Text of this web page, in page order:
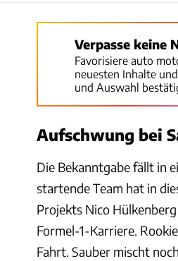
Verpasse keine
Favorisiere auto
neuesten Inhalte
und Auswahl
Aufschwung bei
Die Bekanntgabe fällt in
startende Team hat in
Projekts Nico
Formel-1-Karriere.
Fahrt. Sauber mischt